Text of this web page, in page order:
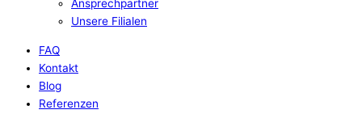
Ansprechpartner
Unsere Filialen
FAQ
Kontakt
Blog
Referenzen